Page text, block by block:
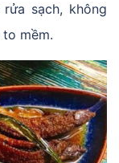
sạch, không
mềm.